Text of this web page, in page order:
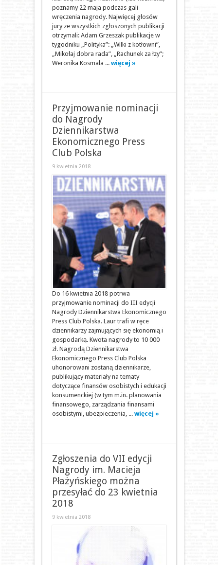
poznamy 22 maja podczas gali
wręczenia nagrody. Najwięcej głosów
jury ze wszystkich zgłoszonych publikacji
otrzymali: Adam Grzeszak publikacje w
tygodniku „Polityka”: „Wilki z kotłowni”,
„Mikołaj dobra rada”, „Rachunek za łzy”;
Weronika Kosmala ... więcej »
Przyjmowanie nominacji
do Nagrody
Dziennikarstwa
Ekonomicznego Press
Club Polska
9 kwietnia 2018
Do 16 kwietnia 2018 potrwa
przyjmowanie nominacji do III edycji
Nagrody Dziennikarstwa Ekonomicznego
Press Club Polska. Laur trafi w ręce
dziennikarzy zajmujących się ekonomią i
gospodarką. Kwota nagrody to 10 000
zł. Nagrodą Dziennikarstwa
Ekonomicznego Press Club Polska
uhonorowani zostaną dziennikarze,
publikujący materiały na tematy
dotyczące finansów osobistych i edukacji
konsumenckiej (w tym m.in. planowania
finansowego, zarządzania finansami
osobistymi, ubezpieczenia, ... więcej »
Zgłoszenia do VII edycji
Nagrody im. Macieja
Płażyńskiego można
przesyłać do 23 kwietnia
2018
9 kwietnia 2018